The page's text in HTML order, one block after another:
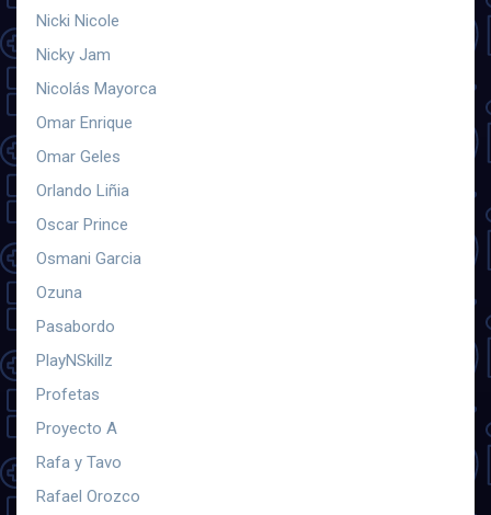
Nicki Nicole
Nicky Jam
Nicolás Mayorca
Omar Enrique
Omar Geles
Orlando Liñia
Oscar Prince
Osmani Garcia
Ozuna
Pasabordo
PlayNSkillz
Profetas
Proyecto A
Rafa y Tavo
Rafael Orozco